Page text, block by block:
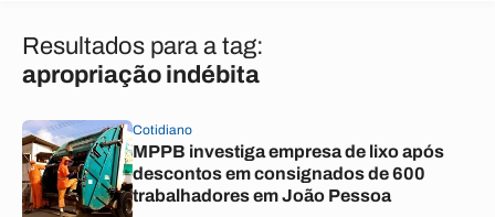
Resultados para a tag:
apropriação indébita
Cotidiano
MPPB investiga empresa de lixo após
descontos em consignados de 600
trabalhadores em João Pessoa